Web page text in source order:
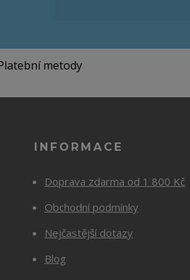
INFORMACE
Doprava zdarma od 1 800 Kč
Obchodní podmínky
Nejčastější dotazy
Blog